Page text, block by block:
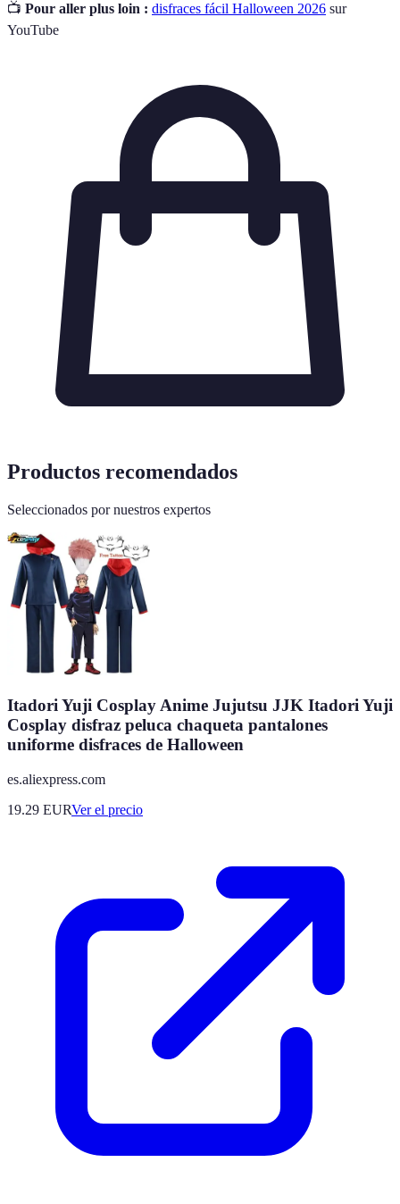
📺 Pour aller plus loin : disfraces fácil Halloween 2026 sur
YouTube
Productos recomendados
Seleccionados por nuestros expertos
Itadori Yuji Cosplay Anime Jujutsu JJK Itadori Yuji
Cosplay disfraz peluca chaqueta pantalones
uniforme disfraces de Halloween
es.aliexpress.com
19.29 EURVer el precio